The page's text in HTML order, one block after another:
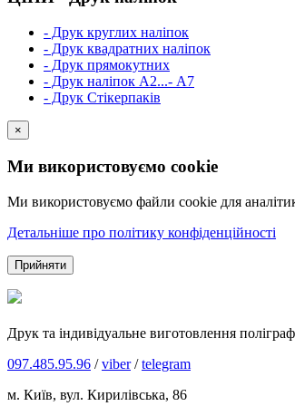
- Друк круглих наліпок
- Друк квадратних наліпок
- Друк прямокутних
- Друк наліпок А2...- А7
- Друк Стікерпаків
×
Ми використовуємо cookie
Ми використовуємо файли cookie для
Детальніше про політику конфіденційності
Прийняти
Друк та індивідуальне виготовлення
097.485.95.96 /viber/telegram
м. Київ, вул. Кирилівська, 86